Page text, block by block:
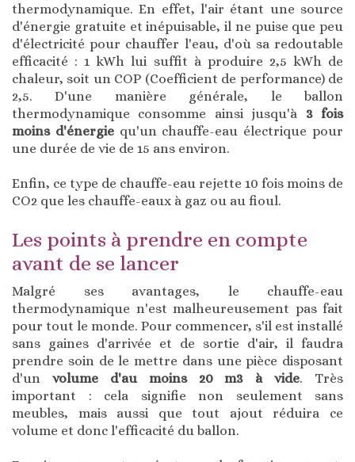
thermodynamique. En effet, l'air étant une source
d'énergie gratuite et inépuisable, il ne puise que peu
d'électricité pour chauffer l'eau, d'où sa redoutable
efficacité : 1 kWh lui suffit à produire 2,5 kWh de
chaleur, soit un COP (Coefficient de performance) de
2,5. D'une manière générale, le ballon
thermodynamique consomme ainsi jusqu'à 3 fois
moins d'énergiequ'un chauffe-eau électrique pour
une durée de vie de 15 ans environ.
Enfin, ce type de chauffe-eau rejette 10 fois moins de
CO2 que les chauffe-eaux à gaz ou au fioul.
Les points à prendre en compte
avant de se lancer
Malgré ses avantages, le chauffe-eau
thermodynamique n'est malheureusement pas fait
pour tout le monde. Pour commencer, s'il est installé
sans gaines d'arrivée et de sortie d'air, il faudra
prendre soin de le mettre dans une pièce disposant
d'un volume d'au moins 20 m3 à vide. Très
important : cela signifie non seulement sans
meubles, mais aussi que tout ajout réduira ce
volume et donc l'efficacité du ballon.